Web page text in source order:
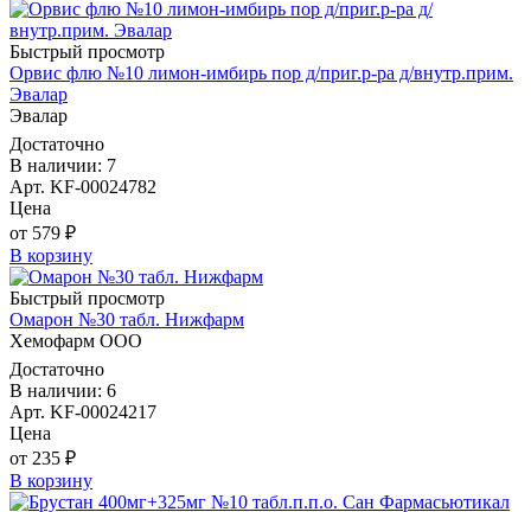
Быстрый просмотр
Орвис флю №10 лимон-имбирь пор д/приг.р-ра д/внутр.прим.
Эвалар
Эвалар
Достаточно
В наличии: 7
Арт. KF-00024782
Цена
от 579 ₽
В корзину
Быстрый просмотр
Омарон №30 табл. Нижфарм
Хемофарм ООО
Достаточно
В наличии: 6
Арт. KF-00024217
Цена
от 235 ₽
В корзину